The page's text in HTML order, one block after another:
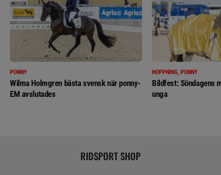
PONNY
Wilma Holmgren bästa svensk när ponny-
EM avslutades
HOPPNING, PONNY
Bildfest: Söndagens
unga
RIDSPORT SHOP